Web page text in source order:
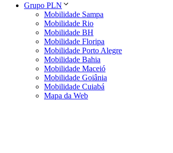
Grupo PLN
Mobilidade Sampa
Mobilidade Rio
Mobilidade BH
Mobilidade Floripa
Mobilidade Porto Alegre
Mobilidade Bahia
Mobilidade Maceió
Mobilidade Goiânia
Mobilidade Cuiabá
Mapa da Web